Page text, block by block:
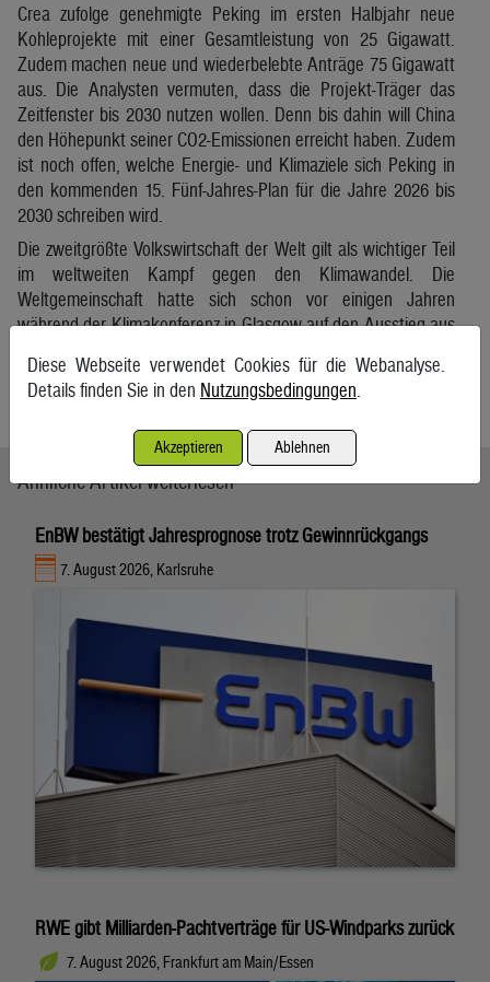
Crea zufolge genehmigte Peking im ersten Halbjahr neue
Kohleprojekte mit einer Gesamtleistung von 25 Gigawatt.
Zudem machen neue und wiederbelebte Anträge 75 Gigawatt
aus. Die Analysten vermuten, dass die Projekt-Träger das
Zeitfenster bis 2030 nutzen wollen. Denn bis dahin will China
den Höhepunkt seiner CO2-Emissionen erreicht haben. Zudem
ist noch offen, welche Energie- und Klimaziele sich Peking in
den kommenden 15. Fünf-Jahres-Plan für die Jahre 2026 bis
2030 schreiben wird.
Die zweitgrößte Volkswirtschaft der Welt gilt als wichtiger Teil
im weltweiten Kampf gegen den Klimawandel. Die
Weltgemeinschaft hatte sich schon vor einigen Jahren
während der Klimakonferenz in Glasgow auf den Ausstieg aus
mehrfach bekräftigt. Dabei sitzt auch China mit am Tisch.
Ähnliche Artikel weiterlesen
EnBW bestätigt Jahresprognose trotz Gewinnrückgangs
7. August 2026, Karlsruhe
RWE gibt Milliarden-Pachtverträge für US-Windparks zurück
7. August 2026, Frankfurt am Main/Essen
Diese Webseite verwendet Cookies für die Webanalyse.
Details finden Sie in den Nutzungsbedingungen.
Akzeptieren Ablehnen